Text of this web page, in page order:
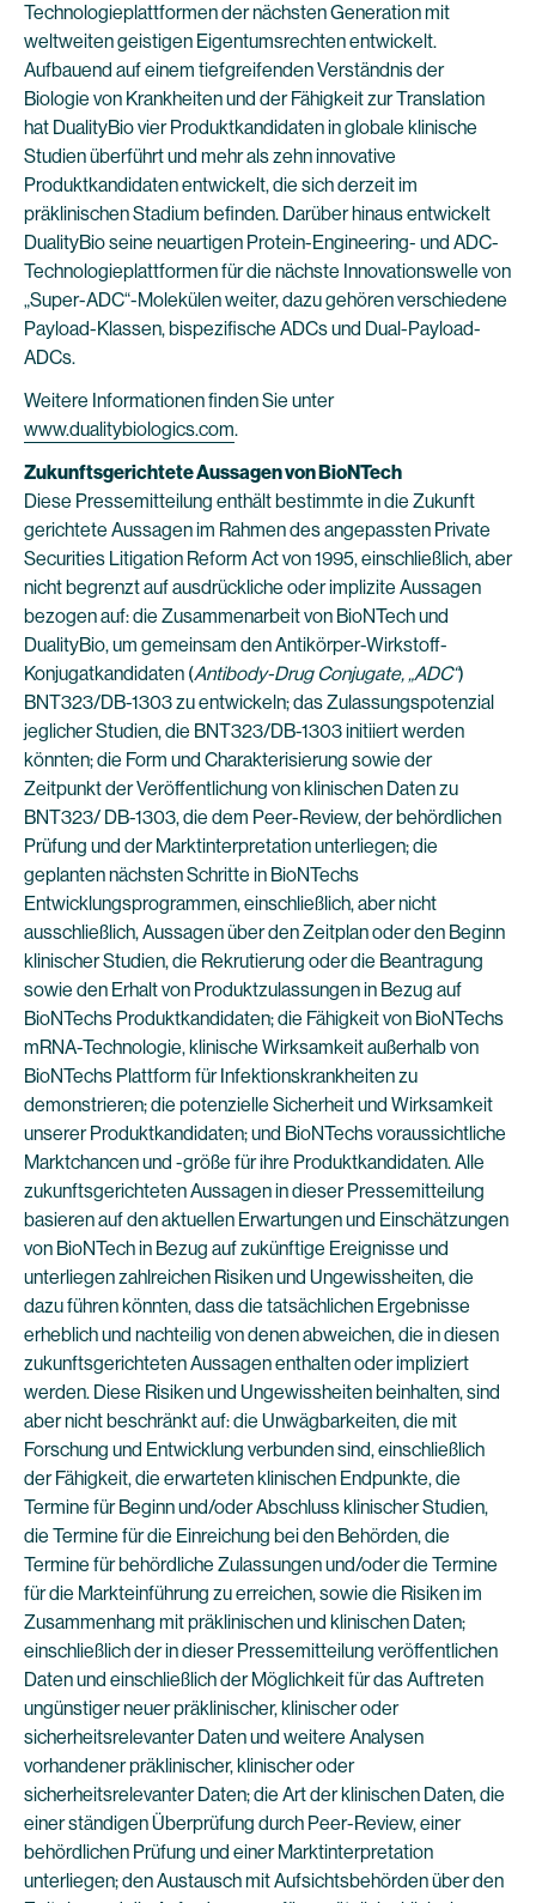
Technologieplattformen der nächsten Generation mit
weltweiten geistigen Eigentumsrechten entwickelt.
Aufbauend auf einem tiefgreifenden Verständnis der
Biologie von Krankheiten und der Fähigkeit zur Translation
hat DualityBio vier Produktkandidaten in globale klinische
Studien überführt und mehr als zehn innovative
Produktkandidaten entwickelt, die sich derzeit im
präklinischen Stadium befinden. Darüber hinaus entwickelt
DualityBio seine neuartigen Protein-Engineering- und ADC-
Technologieplattformen für die nächste Innovationswelle von
„Super-ADC“-Molekülen weiter, dazu gehören verschiedene
Payload-Klassen, bispezifische ADCs und Dual-Payload-
ADCs.
Weitere Informationen finden Sie unter
www.dualitybiologics.com.
Zukunftsgerichtete Aussagen von BioNTech
Diese Pressemitteilung enthält bestimmte in die Zukunft
gerichtete Aussagen im Rahmen des angepassten Private
Securities Litigation Reform Act von 1995, einschließlich, aber
nicht begrenzt auf ausdrückliche oder implizite Aussagen
bezogen auf: die Zusammenarbeit von BioNTech und
DualityBio, um gemeinsam den Antikörper-Wirkstoff-
Konjugatkandidaten (Antibody-Drug Conjugate, „ADC“)
BNT323/DB-1303 zu entwickeln; das Zulassungspotenzial
jeglicher Studien, die BNT323/DB-1303 initiiert werden
könnten; die Form und Charakterisierung sowie der
Zeitpunkt der Veröffentlichung von klinischen Daten zu
BNT323/ DB-1303, die dem Peer-Review, der behördlichen
Prüfung und der Marktinterpretation unterliegen; die
geplanten nächsten Schritte in BioNTechs
Entwicklungsprogrammen, einschließlich, aber nicht
ausschließlich, Aussagen über den Zeitplan oder den Beginn
klinischer Studien, die Rekrutierung oder die Beantragung
sowie den Erhalt von Produktzulassungen in Bezug auf
BioNTechs Produktkandidaten; die Fähigkeit von BioNTechs
mRNA-Technologie, klinische Wirksamkeit außerhalb von
BioNTechs Plattform für Infektionskrankheiten zu
demonstrieren; die potenzielle Sicherheit und Wirksamkeit
unserer Produktkandidaten; und BioNTechs voraussichtliche
Marktchancen und -größe für ihre Produktkandidaten. Alle
zukunftsgerichteten Aussagen in dieser Pressemitteilung
basieren auf den aktuellen Erwartungen und Einschätzungen
von BioNTech in Bezug auf zukünftige Ereignisse und
unterliegen zahlreichen Risiken und Ungewissheiten, die
dazu führen könnten, dass die tatsächlichen Ergebnisse
erheblich und nachteilig von denen abweichen, die in diesen
zukunftsgerichteten Aussagen enthalten oder impliziert
werden. Diese Risiken und Ungewissheiten beinhalten, sind
aber nicht beschränkt auf: die Unwägbarkeiten, die mit
Forschung und Entwicklung verbunden sind, einschließlich
der Fähigkeit, die erwarteten klinischen Endpunkte, die
Termine für Beginn und/oder Abschluss klinischer Studien,
die Termine für die Einreichung bei den Behörden, die
Termine für behördliche Zulassungen und/oder die Termine
für die Markteinführung zu erreichen, sowie die Risiken im
Zusammenhang mit präklinischen und klinischen Daten;
einschließlich der in dieser Pressemitteilung veröffentlichen
Daten und einschließlich der Möglichkeit für das Auftreten
ungünstiger neuer präklinischer, klinischer oder
sicherheitsrelevanter Daten und weitere Analysen
vorhandener präklinischer, klinischer oder
sicherheitsrelevanter Daten; die Art der klinischen Daten, die
einer ständigen Überprüfung durch Peer-Review, einer
behördlichen Prüfung und einer Marktinterpretation
unterliegen; den Austausch mit Aufsichtsbehörden über den